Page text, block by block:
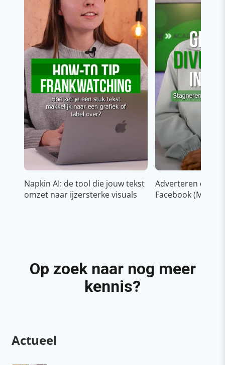
Napkin AI: de tool die jouw tekst
omzet naar ijzersterke visuals
Adverteren op
Facebook (Meta)
Op zoek naar nog meer
kennis?
Actueel